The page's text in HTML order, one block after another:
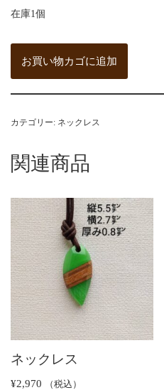
在庫1個
お買い物カゴに追加
カテゴリー: ネックレス
関連商品
ネックレス
¥2,970 （税込）